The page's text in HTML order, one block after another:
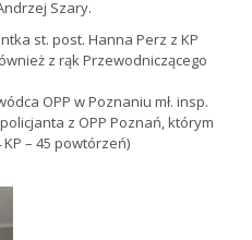
Szary.
st. post. Hanna Perz z KP
z rąk Przewodniczącego
OPP w Poznaniu mł. insp.
z OPP Poznań, którym
– 45 powtórzeń)